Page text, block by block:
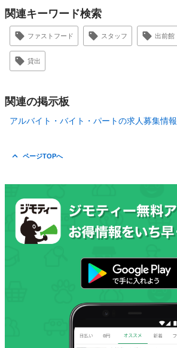
関連キーワード検索
ファストフード スタッフ 出前館
貸出
関連の掲示板
アルバイト・バイト・パートの求人募集情報
ページTOPへ